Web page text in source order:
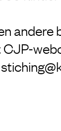
andere
CJP-